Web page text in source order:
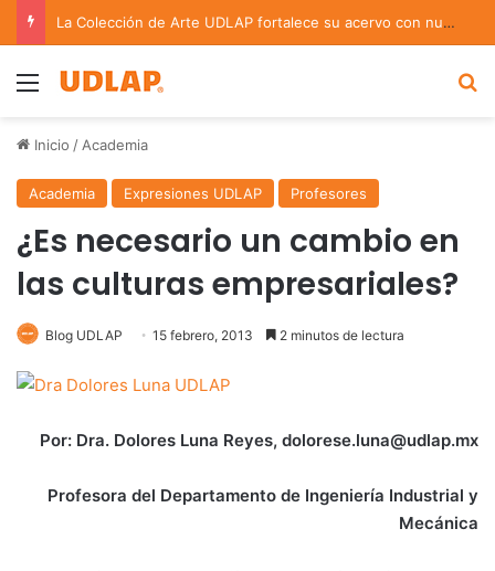
La Colección de Arte UDLAP fortalece su acervo con nuevas obras de artistas emergentes y consolidados
Menu
Inicio / Academia
Academia Expresiones UDLAP Profesores
¿Es necesario un cambio en
las culturas empresariales?
Blog UDLAP 15 febrero, 2013 2 minutos de lectura
Por: Dra. Dolores Luna Reyes, dolorese.luna@udlap.mx
Profesora del Departamento de Ingeniería Industrial y
Mecánica